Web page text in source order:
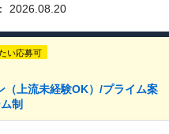
2026.08.20
い応募可
（上流未経験OK）/プライム案
制